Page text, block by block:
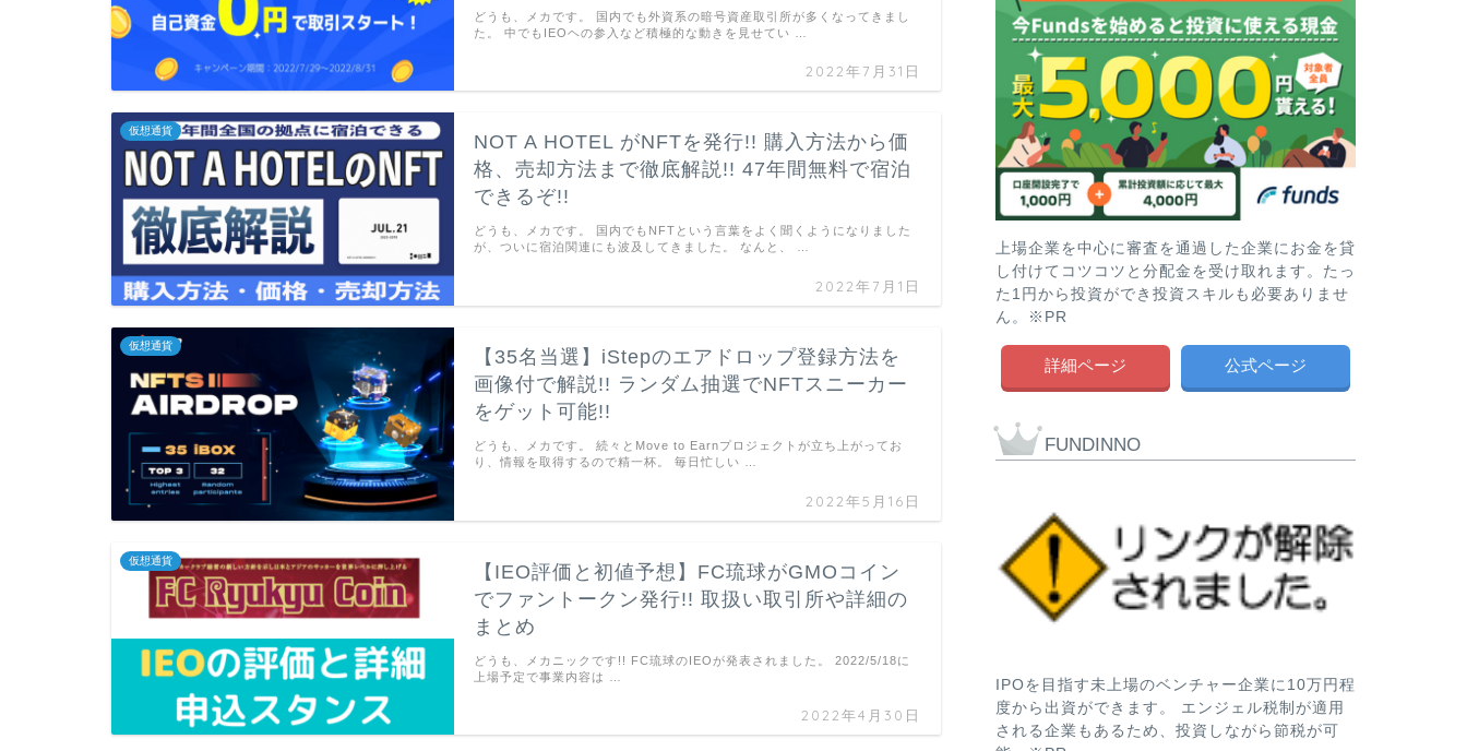
2022年7月31日
どうも、メカです。 国内でも外資系の暗号資産取引所が多くなってきまし
た。 中でもIEOヘの参入など積極的な動きを見せてい …
仮想通貨
NOT A HOTEL がNFTを発行!! 購入方法から価
格、売却方法まで徹底解説!! 47年間無料で宿泊
できるぞ!!
2022年7月1日
どうも、メカです。 国内でもNFTという言葉をよく聞くようになりました
が、ついに宿泊関連にも波及してきました。 なんと、 …
仮想通貨
【35名当選】iStepのエアドロップ登録方法を
画像付で解説!! ランダム抽選でNFTスニーカー
をゲット可能!!
2022年5月16日
どうも、メカです。 続々とMove to Earnプロジェクトが立ち上がってお
り、情報を取得するので精一杯。 毎日忙しい …
仮想通貨
【IEO評価と初値予想】FC琉球がGMOコイン
でファントークン発行!! 取扱い取引所や詳細の
まとめ
2022年4月30日
どうも、メカニックです!! FC琉球のIEOが発表されました。 2022/5/18に
上場予定で事業内容は …
上場企業を中心に審査を通過した企業にお金を貸
し付けてコツコツと分配金を受け取れます。たっ
た1円から投資ができ投資スキルも必要ありませ
ん。※PR
詳細ページ 公式ページ
FUNDINNO
IPOを目指す未上場のベンチャー企業に10万円程
度から出資ができます。 エンジェル税制が適用
される企業もあるため、投資しながら節税が可